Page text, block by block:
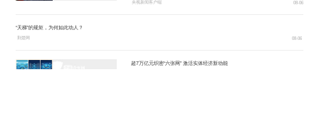
理中的德法情理》。 强调提升家庭成员“法商”素
养，重视家庭“法育”文化，在德法兼修情理兼融
恰逢《全民阅读促进条例》实施元年，中国家
央视新闻客户端 08-06
“天梯”的规矩，为何如此动人？
荆楚网 08-06
超7万亿元织密“六张网” 激活实体经济新动能